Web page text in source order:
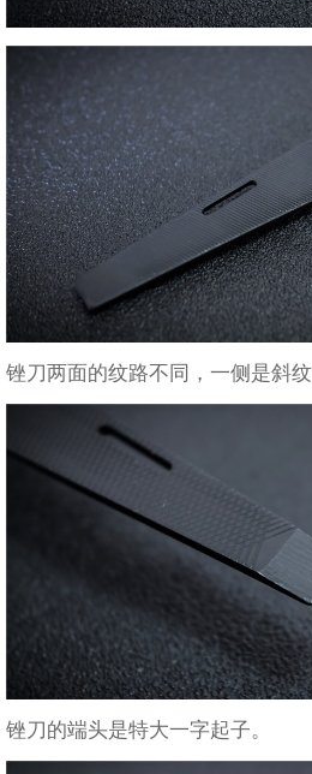
锉刀两面的纹路不同，一侧是斜
锉刀的端头是特大一字起子。